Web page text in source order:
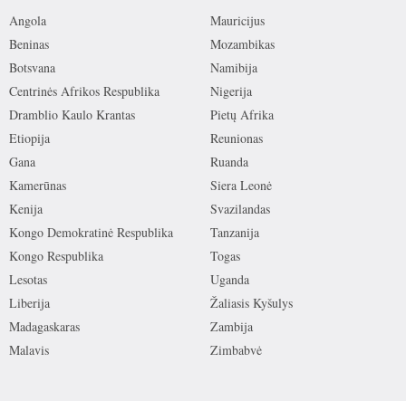
Angola
Beninas
Botsvana
Centrinės Afrikos Respublika
Dramblio Kaulo Krantas
Etiopija
Gana
Kamerūnas
Kenija
Kongo Demokratinė Respublika
Kongo Respublika
Lesotas
Liberija
Madagaskaras
Malavis
Mauricijus
Mozambikas
Namibija
Nigerija
Pietų Afrika
Reunionas
Ruanda
Siera Leonė
Svazilandas
Tanzanija
Togas
Uganda
Žaliasis Kyšulys
Zambija
Zimbabvė